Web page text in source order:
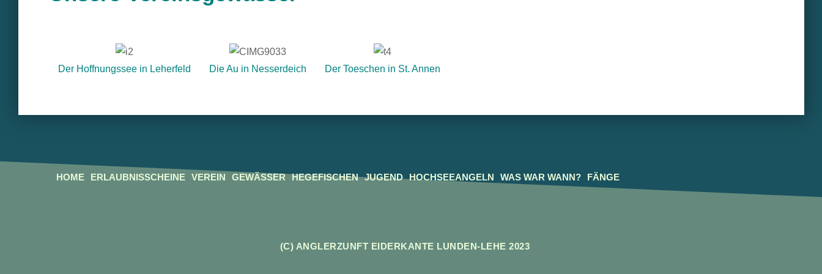
Der Hoffnungssee in Leherfeld Die Au in Nesserdeich Der Toeschen in St. Annen
HOME ERLAUBNISSCHEINE VEREIN GEWÄSSER HEGEFISCHEN JUGEND HOCHSEEANGELN WAS WAR WANN? FÄNGE
(C) ANGLERZUNFT EIDERKANTE LUNDEN-LEHE 2023